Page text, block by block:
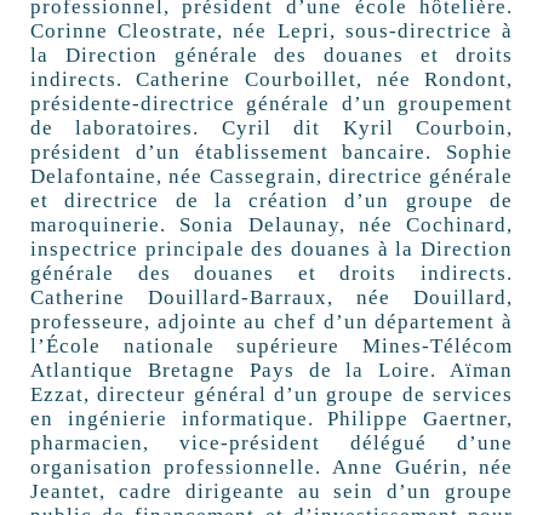
professionnel, président d’une école hôtelière.
Corinne Cleostrate, née Lepri, sous-directrice à
la Direction générale des douanes et droits
indirects. Catherine Courboillet, née Rondont,
présidente-directrice générale d’un groupement
de laboratoires. Cyril dit Kyril Courboin,
président d’un établissement bancaire. Sophie
Delafontaine, née Cassegrain, directrice générale
et directrice de la création d’un groupe de
maroquinerie. Sonia Delaunay, née Cochinard,
inspectrice principale des douanes à la Direction
générale des douanes et droits indirects.
Catherine Douillard-Barraux, née Douillard,
professeure, adjointe au chef d’un département à
l’École nationale supérieure Mines-Télécom
Atlantique Bretagne Pays de la Loire. Aïman
Ezzat, directeur général d’un groupe de services
en ingénierie informatique. Philippe Gaertner,
pharmacien, vice-président délégué d’une
organisation professionnelle. Anne Guérin, née
Jeantet, cadre dirigeante au sein d’un groupe